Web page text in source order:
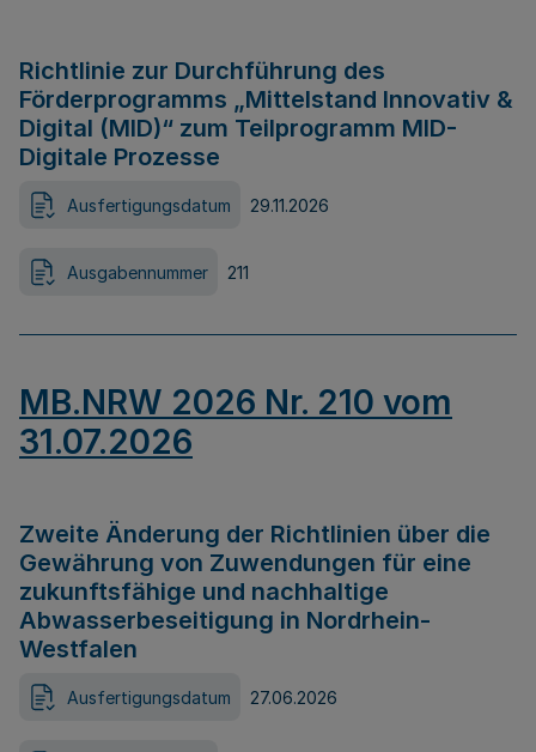
Richtlinie zur Durchführung des
Förderprogramms „Mittelstand Innovativ &
Digital (MID)“ zum Teilprogramm MID-
Digitale Prozesse
Ausfertigungsdatum 29.11.2026
Ausgabennummer 211
MB.NRW 2026 Nr. 210 vom
31.07.2026
Zweite Änderung der Richtlinien über die
Gewährung von Zuwendungen für eine
zukunftsfähige und nachhaltige
Abwasserbeseitigung in Nordrhein-
Westfalen
Ausfertigungsdatum 27.06.2026